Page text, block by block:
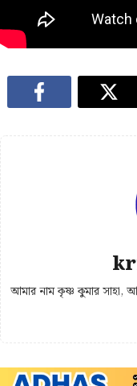
আমার নাম কৃষ্ণ কুমার সাহা,